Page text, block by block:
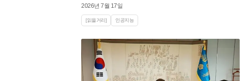
2026년 7월 17일
[읽을거리] 인공지능